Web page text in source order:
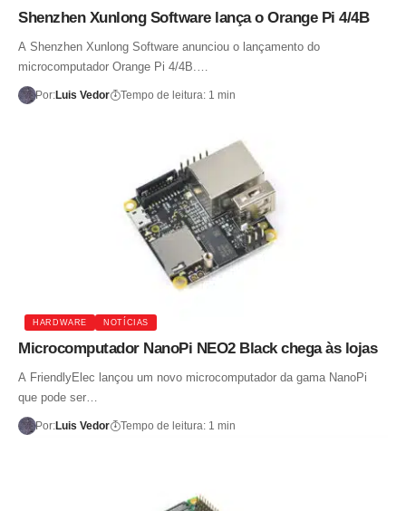
Shenzhen Xunlong Software lança o Orange Pi 4/4B
A Shenzhen Xunlong Software anunciou o lançamento do
microcomputador Orange Pi 4/4B.…
Por:Luis Vedor Tempo de leitura: 1 min
HARDWARE NOTÍCIAS
Microcomputador NanoPi NEO2 Black chega às lojas
A FriendlyElec lançou um novo microcomputador da gama NanoPi
que pode ser…
Por:Luis Vedor Tempo de leitura: 1 min